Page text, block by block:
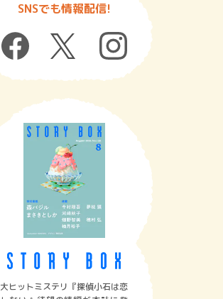
SNSでも情報配信!
大ヒットミステリ『探偵小石は恋